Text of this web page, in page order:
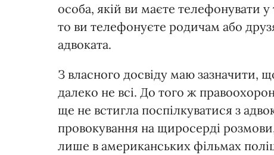
особа, якій ви маєте телефонувати
то ви телефонуєте родичам або
адвоката.
З власного досвіду маю зазначити,
далеко не всі. До того ж
ще не встигла поспілкуватися з
провокування на щиросерді
лише в американських фільмах